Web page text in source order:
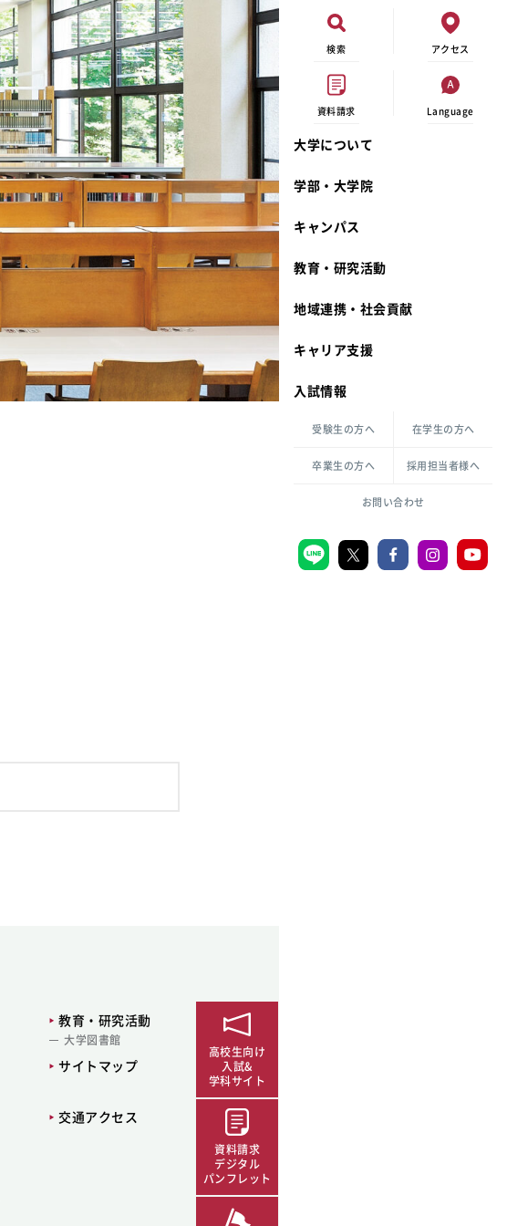
検索 アクセス
資料請求 Language
大学について
宮城学院 校歌
礼拝堂
カリキュラム・ポリシー
倫理憲章
ハラスメントの防止
共生のための多様性宣言
学部・大学院
生活文化デザイン学科
一般教育課程
キャンパス
奨学金
大学祭
キャンパスメンバーズ
教職センター
学芸員課程
図書館司書課程
教育・研究活動動物実験に関する情報公開
教員一覧
大学刊行物
地域連携・社会貢献
カリキュラム・入室方法
キャリア支援
入試情報
出張講義
大学見学
相談フォーム
資料請求
受験生の方へ 在学生の方へ
卒業生の方へ 採用担当者様へ
お問い合わせ
教育・研究活動
大学図書館
サイトマップ
交通アクセス
高校生向け
入試&
学科サイト
資料請求
デジタル
パンフレット